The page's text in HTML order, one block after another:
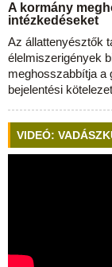
A kormány
intézkedéseket
Az állattenyésztők
élelmiszerigények
meghosszabbítja a
bejelentési
VIDEÓ: